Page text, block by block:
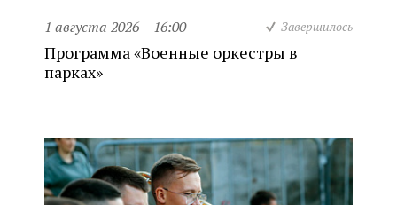
1 августа 2026 16:00 Завершилось
Программа «Военные оркестры в
парках»